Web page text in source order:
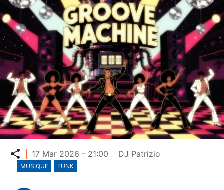
Partager
17 Mar 2026 - 21:00 DJ Patrizio
MUSIQUE FUNK